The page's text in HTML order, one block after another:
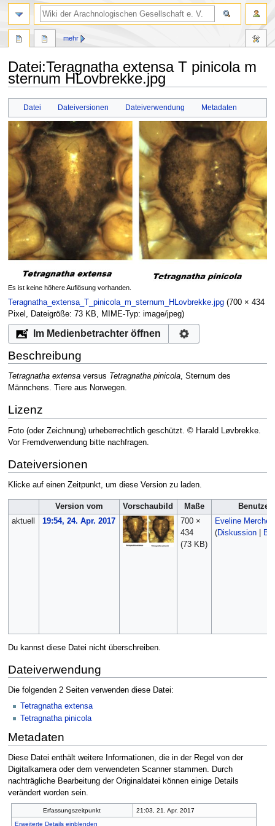
Datei:Teragnatha extensa T pinicola m
sternum HLovbrekke.jpg
springen
springen
Datei Dateiversionen Dateiverwendung Metadaten
Es ist keine höhere Auflösung vorhanden.
Teragnatha_extensa_T_pinicola_m_sternum_HLovbrekke.jpg‎ (700 × 434
Pixel, Dateigröße: 73 KB, MIME-Typ: image/jpeg)
Im Medienbetrachter öffnen
Beschreibung
Tetragnatha extensaversus Tetragnatha pinicola, Sternum des
Männchens. Tiere aus Norwegen.
Lizenz
Foto (oder Zeichnung) urheberrechtlich geschützt. © Harald Løvbrekke.
Vor Fremdverwendung bitte nachfragen.
Dateiversionen
Klicke auf einen Zeitpunkt, um diese Version zu laden.
Version vom Vorschaubild Maße
Benutzer
aktuell
19:54, 24. Apr. 2017
700 ×
434
(73 KB)
Eveline Merches
(Diskussion|
Du kannst diese Datei nicht überschreiben.
Dateiverwendung
Die folgenden 2 Seiten verwenden diese Datei:
Tetragnatha extensa
Tetragnatha pinicola
Metadaten
Diese Datei enthält weitere Informationen, die in der Regel von der
Digitalkamera oder dem verwendeten Scanner stammen. Durch
nachträgliche Bearbeitung der Originaldatei können einige Details
verändert worden sein.
Erfassungszeitpunkt
21:03, 21. Apr. 2017
Erweiterte Details einblenden
mehr